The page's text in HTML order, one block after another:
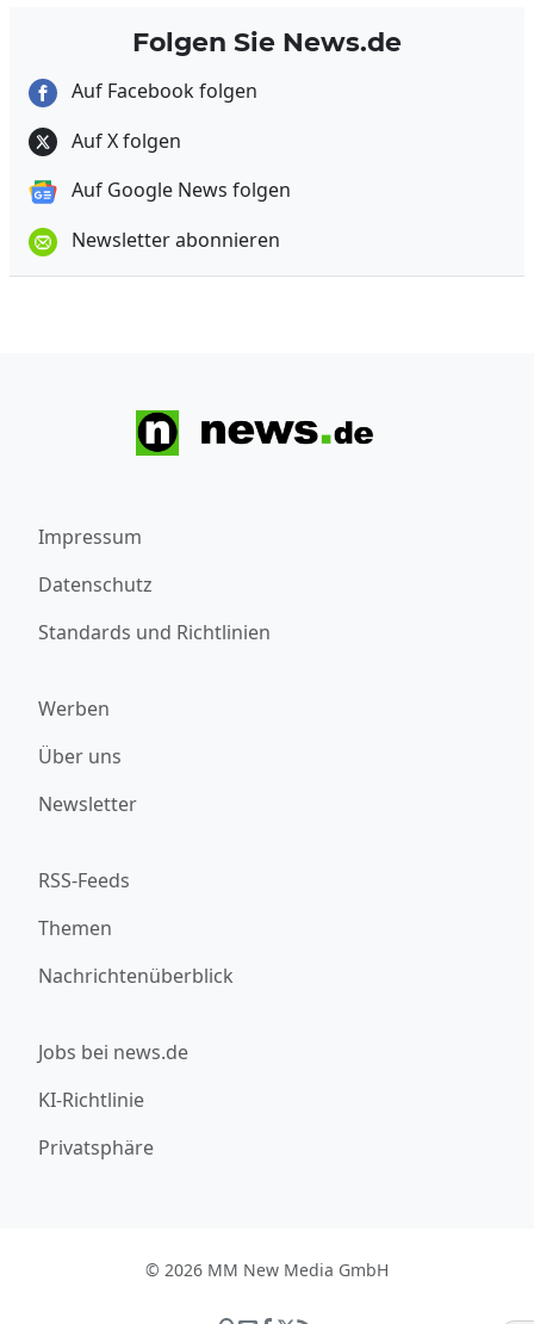
Folgen Sie News.de
Auf Facebook folgen
Auf X folgen
Auf Google News folgen
Newsletter abonnieren
Impressum
Datenschutz
Standards und Richtlinien
Werben
Über uns
Newsletter
RSS-Feeds
Themen
Nachrichtenüberblick
Jobs bei news.de
KI-Richtlinie
Privatsphäre
© 2026 MM New Media GmbH